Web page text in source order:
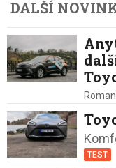
DALŠÍ
TEST